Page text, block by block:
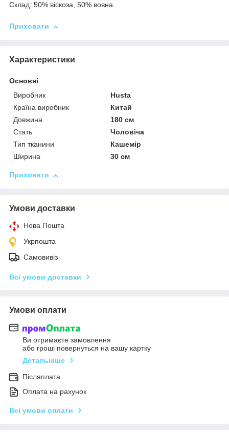
Склад: 50% віскоза, 50% вовна.
Приховати
Характеристики
Основні
Виробник
Husta
Країна виробник
Китай
Довжина
180 см
Стать
Чоловіча
Тип тканини
Кашемір
Ширина
30 см
Приховати
Умови доставки
Нова Пошта
Укрпошта
Самовивіз
Всі умови доставки
Умови оплати
Ви отримаєте замовлення
або гроші повернуться на вашу картку
Детальніше
Післяплата
Оплата на рахунок
Всі умови оплати